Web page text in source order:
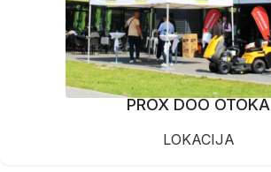
PROX DOO OTOKA
LOKACIJA